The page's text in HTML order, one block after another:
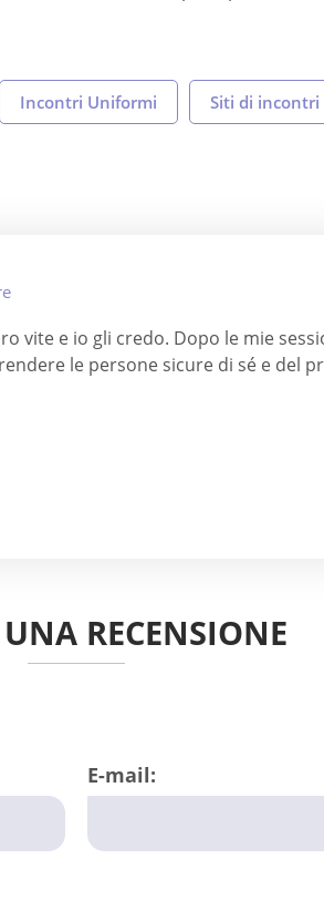
Incontri Uniformi Siti di
vite e io gli credo. Dopo le mie
le persone sicure di sé e del
RECENSIONE
E-mail: